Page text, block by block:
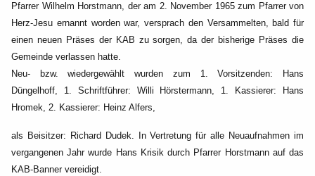
Pfarrer Wilhelm Horstmann, der am 2. November 1965 zum Pfarrer von
Herz-Jesu ernannt wordenwar, versprach den Versammelten, bald für
einen neuen Präses der KAB zu sorgen, da der bisherige Präses die
Gemeinde verlassen hatte.
Neu- bzw. wiedergewählt wurden zum 1. Vorsitzenden: Hans
Düngelhoff, 1. Schriftführer: Willi Hörstermann, 1. Kassierer: Hans
Hromek, 2. Kassierer: Heinz Alfers,
als Beisitzer: Richard Dudek. In Vertretung für alle Neuaufnahmen im
vergangenen Jahr wurde Hans Krisik durch Pfarrer Horstmann auf das
KAB-Banner vereidigt.